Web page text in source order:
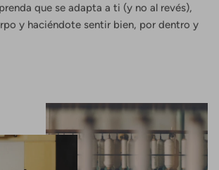
que se adapta a ti (y no al revés),
y haciéndote sentir bien, por dentro y